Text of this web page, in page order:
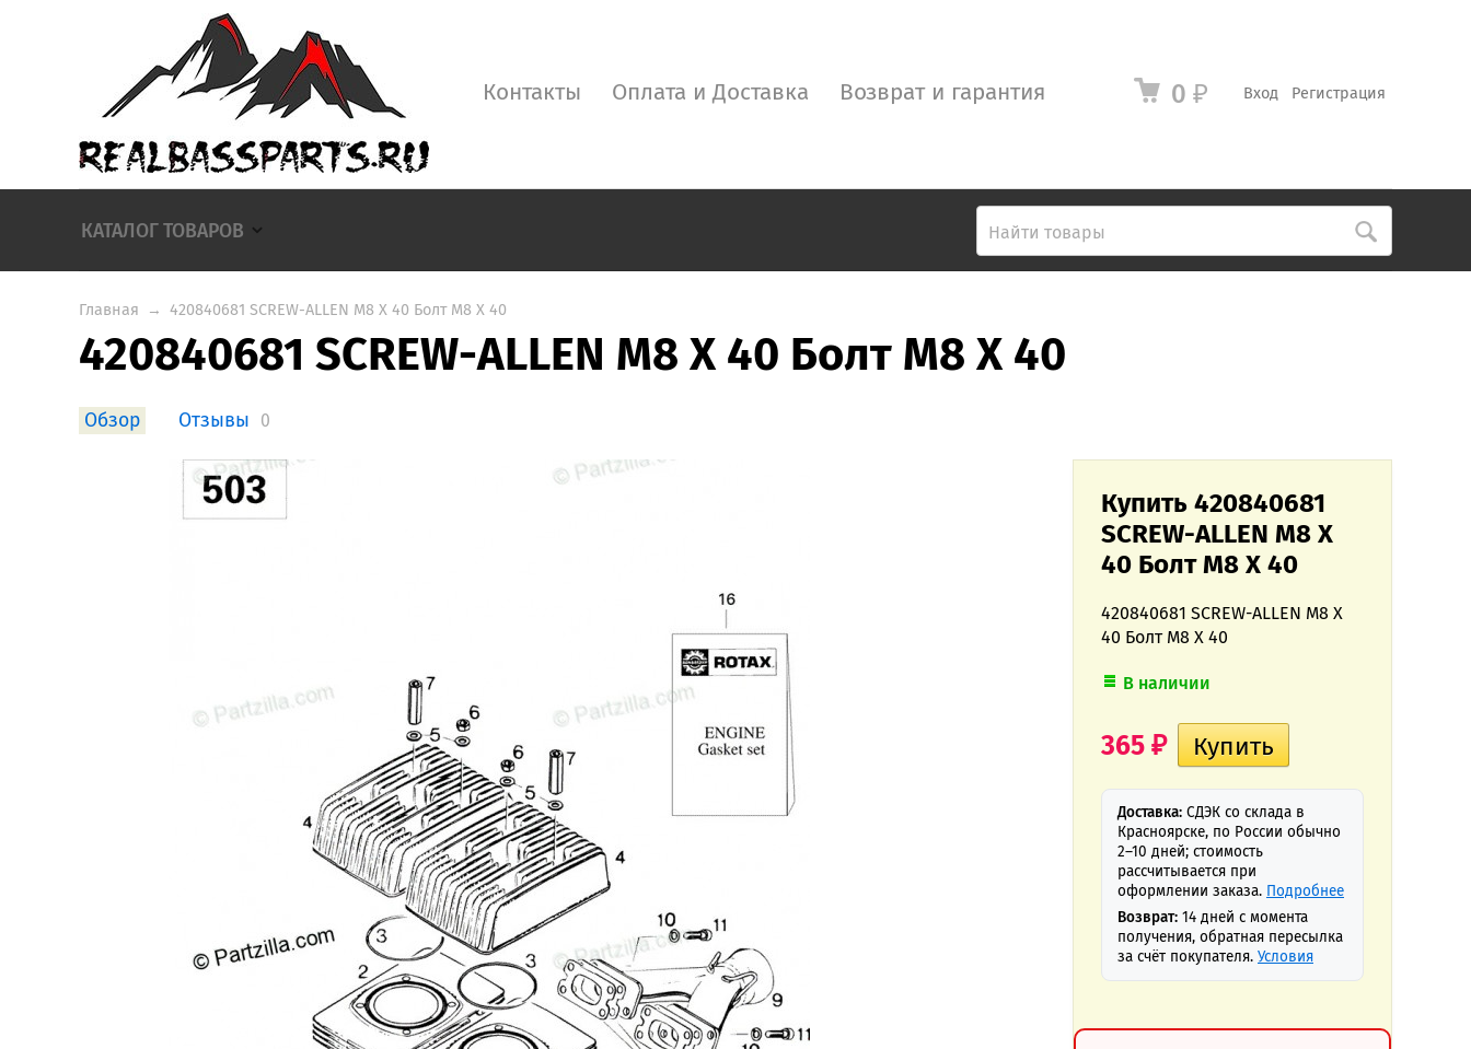
Вход Регистрация
0 ₽
Контакты Оплата и Доставка Возврат и гарантия
КАТАЛОГ ТОВАРОВ
Главная → 420840681 SCREW-ALLEN M8 X 40 Болт M8 X 40
420840681 SCREW-ALLEN M8 X 40 Болт M8 X 40
Обзор Отзывы 0
Купить 420840681
SCREW-ALLEN M8 X
40 Болт M8 X 40
420840681 SCREW-ALLEN M8 X
40 Болт M8 X 40
В наличии
365 ₽
Доставка: СДЭК со склада в
Красноярске, по России обычно
2–10 дней; стоимость
рассчитывается при
оформлении заказа. Подробнее
Возврат: 14 дней с момента
получения, обратная пересылка
за счёт покупателя. Условия